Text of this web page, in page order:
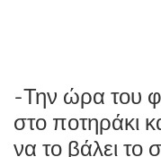
-Την ώρα του
στο ποτηράκι
να το βάλει το